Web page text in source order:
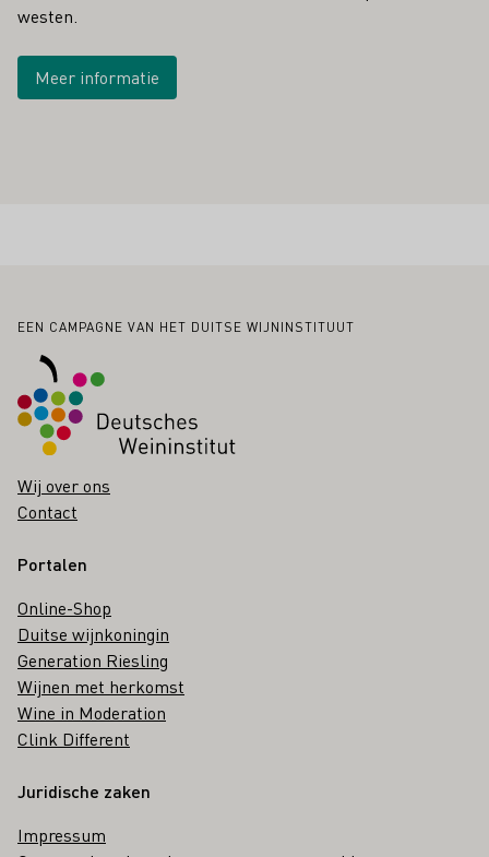
westen.
Meer informatie
Voettekst
EEN CAMPAGNE VAN HET DUITSE WIJNINSTITUUT
Wij over ons
Contact
Portalen
Online-Shop
Duitse wijnkoningin
Generation Riesling
Wijnen met herkomst
Wine in Moderation
Clink Different
Juridische zaken
Impressum